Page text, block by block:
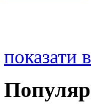
показати